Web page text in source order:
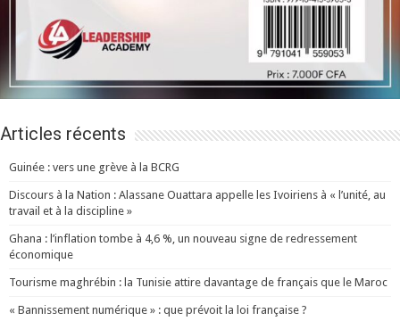
Articles récents
Guinée : vers une grève à la BCRG
Discours à la Nation : Alassane Ouattara appelle les Ivoiriens à « l’unité, au
travail et à la discipline »
Ghana : l’inflation tombe à 4,6 %, un nouveau signe de redressement
économique
Tourisme maghrébin : la Tunisie attire davantage de français que le Maroc
« Bannissement numérique » : que prévoit la loi française ?